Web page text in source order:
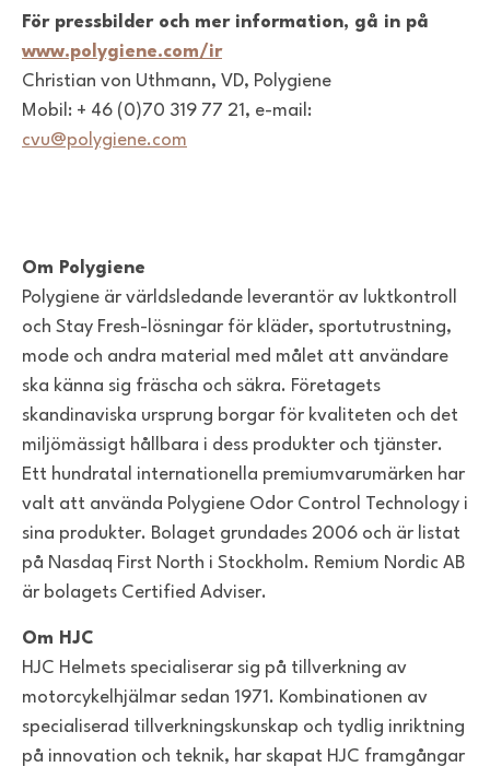
För pressbilder och mer information, gå in på
www.polygiene.com/ir
Christian von Uthmann, VD, Polygiene
Mobil: + 46 (0)70 319 77 21, e-mail:
cvu@polygiene.com
Om Polygiene
Polygiene är världsledande leverantör av luktkontroll
och Stay Fresh-lösningar för kläder, sportutrustning,
mode och andra material med målet att användare
ska känna sig fräscha och säkra. Företagets
skandinaviska ursprung borgar för kvaliteten och det
miljömässigt hållbara i dess produkter och tjänster.
Ett hundratal internationella premiumvarumärken har
valt att använda Polygiene Odor Control Technology i
sina produkter. Bolaget grundades 2006 och är listat
på Nasdaq First North i Stockholm. Remium Nordic AB
är bolagets Certified Adviser.
Om HJC
HJC Helmets specialiserar sig på tillverkning av
motorcykelhjälmar sedan 1971. Kombinationen av
specialiserad tillverkningskunskap och tydlig inriktning
på innovation och teknik, har skapat HJC framgångar